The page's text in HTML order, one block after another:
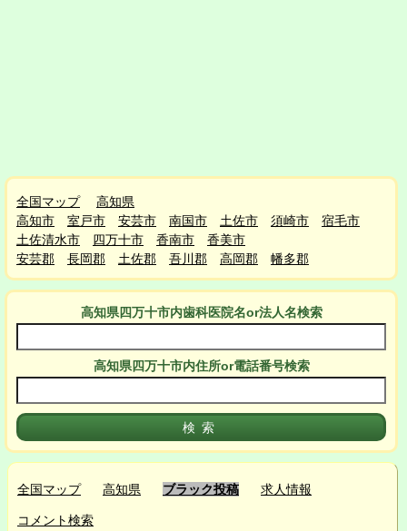
全国マップ
高知県
高知市
室戸市 安芸市 南国市 土佐市 須崎市
宿毛市
土佐清水市
四万十市 香南市
香美市
安芸郡
長岡郡 土佐郡 吾川郡 高岡郡 幡多郡
高知県四万十市内歯科医院名or法人名検索
高知県四万十市内住所or電話番号検索
全国マップ 高知県 ブラック投稿 求人情報
コメント検索